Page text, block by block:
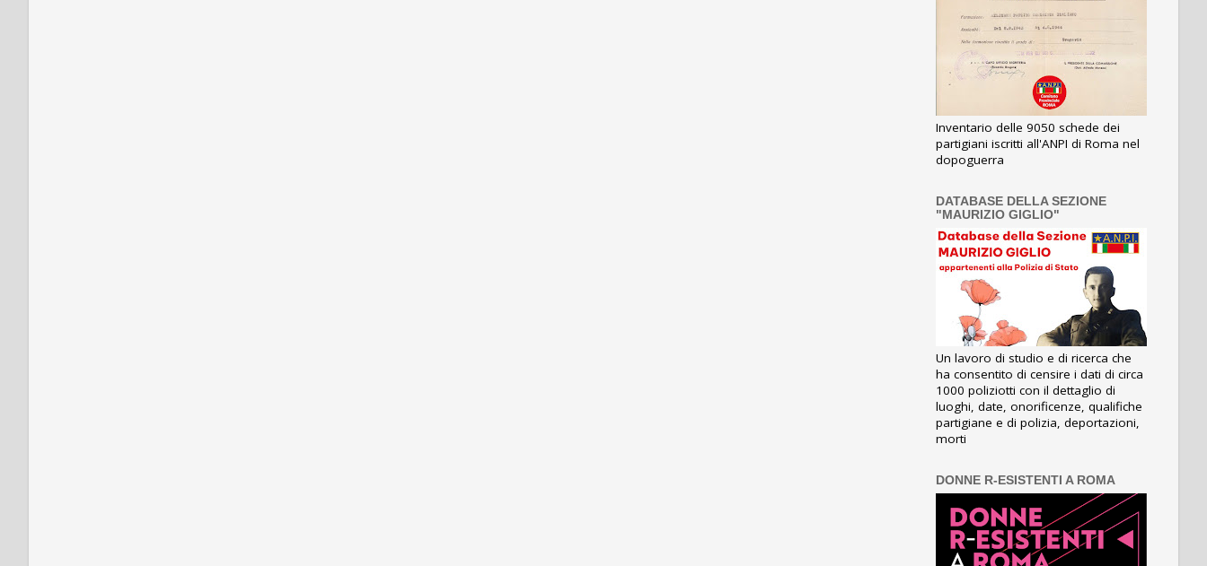
Inventario delle 9050 schede dei
partigiani iscritti all'ANPI di Roma nel
dopoguerra
DATABASE DELLA SEZIONE
"MAURIZIO GIGLIO"
Un lavoro di studio e di ricerca che
ha consentito di censire i dati di circa
1000 poliziotti con il dettaglio di
luoghi, date, onorificenze, qualifiche
partigiane e di polizia, deportazioni,
morti
DONNE R-ESISTENTI A ROMA